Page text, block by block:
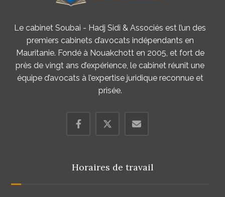
Le cabinet Soubai - Hadj Sidi & Associés est l’un des
premiers cabinets d’avocats indépendants en
Mauritanie. Fondé à Nouakchott en 2005, et fort de
près de vingt ans d’expérience, le cabinet réunit une
équipe d’avocats à l’expertise juridique reconnue et
prisée.
Horaires de travail